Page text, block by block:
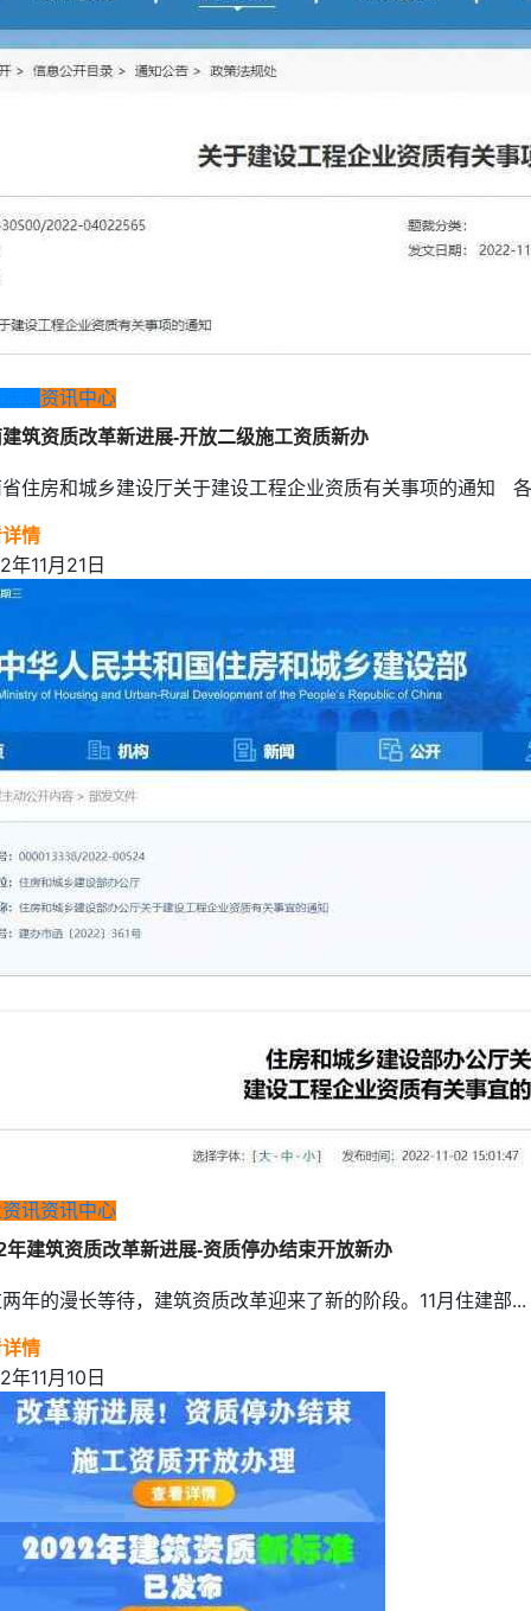
资讯中心
筑资质改革新进展-开放二级施工资质新办
住房和城乡建设厅关于建设工程企业资质有关事项的通知
情
年11月21日
讯资讯中心
年建筑资质改革新进展-资质停办结束开放新办
年的漫长等待，建筑资质改革迎来了新的阶段。11月住建部...
情
年11月10日